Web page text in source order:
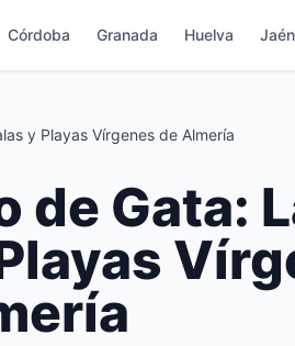
Córdoba Granada Huelva Jaén
y Playas Vírgenes de Almería
de Gata: